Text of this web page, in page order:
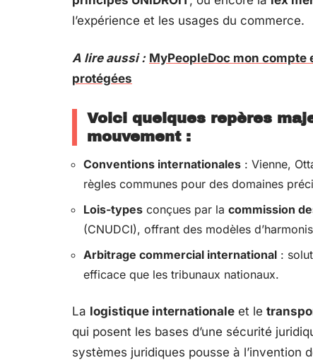
l’expérience et les usages du commerce.
A lire aussi : MyPeopleDoc mon compte
protégées
Voici quelques repères
mouvement :
Conventions internationales : Vienne,
règles communes pour des domaines
Lois-types conçues par la commission
(CNUDCI), offrant des modèles
Arbitrage commercial international :
efficace que les tribunaux nationaux.
La logistique internationale et le
qui posent les bases d’une sécurité
systèmes juridiques pousse à l’invention